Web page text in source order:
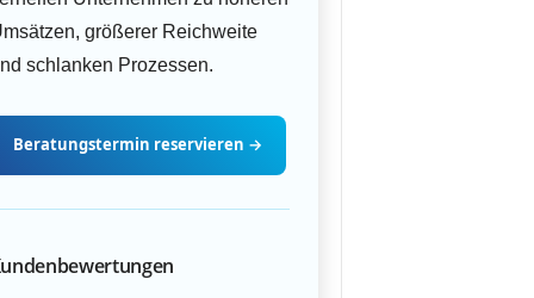
größerer Reichweite
schlanken Prozessen.
Beratungstermin reservieren →